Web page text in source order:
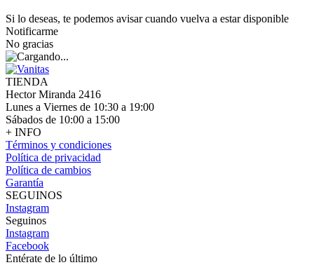
Si lo deseas, te podemos avisar cuando vuelva a estar disponible
Notificarme
No gracias
TIENDA
Hector Miranda 2416
Lunes a Viernes de 10:30 a 19:00
Sábados de 10:00 a 15:00
+ INFO
Términos y condiciones
Política de privacidad
Política de cambios
Garantía
SEGUINOS
Instagram
Seguinos
Instagram
Facebook
Entérate de lo último